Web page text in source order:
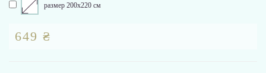
размер 200x220 см
649 ₴